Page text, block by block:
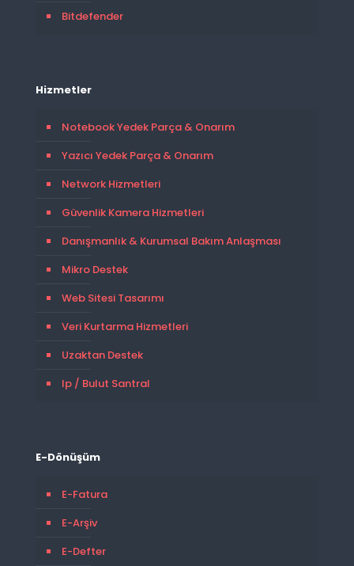
Bitdefender
Hizmetler
Notebook Yedek Parça & Onarım
Yazıcı Yedek Parça & Onarım
Network Hizmetleri
Güvenlik Kamera Hizmetleri
Danışmanlık & Kurumsal Bakım Anlaşması
Mikro Destek
Web Sitesi Tasarımı
Veri Kurtarma Hizmetleri
Uzaktan Destek
Ip / Bulut Santral
E-Dönüşüm
E-Fatura
E-Arşiv
E-Defter